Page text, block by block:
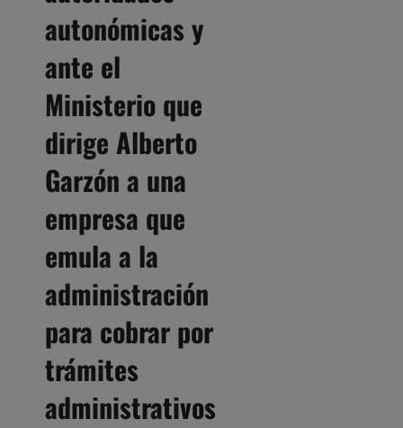
autonómicas y
ante el
Ministerio que
dirige Alberto
Garzón a una
empresa que
emula a la
administración
para cobrar por
trámites
administrativos